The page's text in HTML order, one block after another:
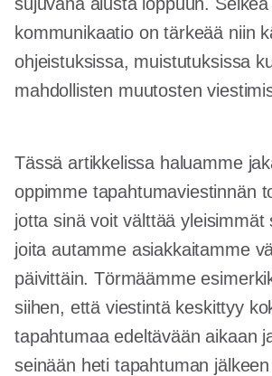
kommunikaatio on tärkeää niin
ohjeistuksissa, muistutuksissa
mahdollisten muutosten
Tässä artikkelissa haluamme
oppimme tapahtumaviestinnän
jotta sinä voit välttää yleisimmät
joita autamme asiakkaitamme
päivittäin. Törmäämme
siihen, että viestintä keskittyy
tapahtumaa edeltävään aikaan
seinään heti tapahtuman